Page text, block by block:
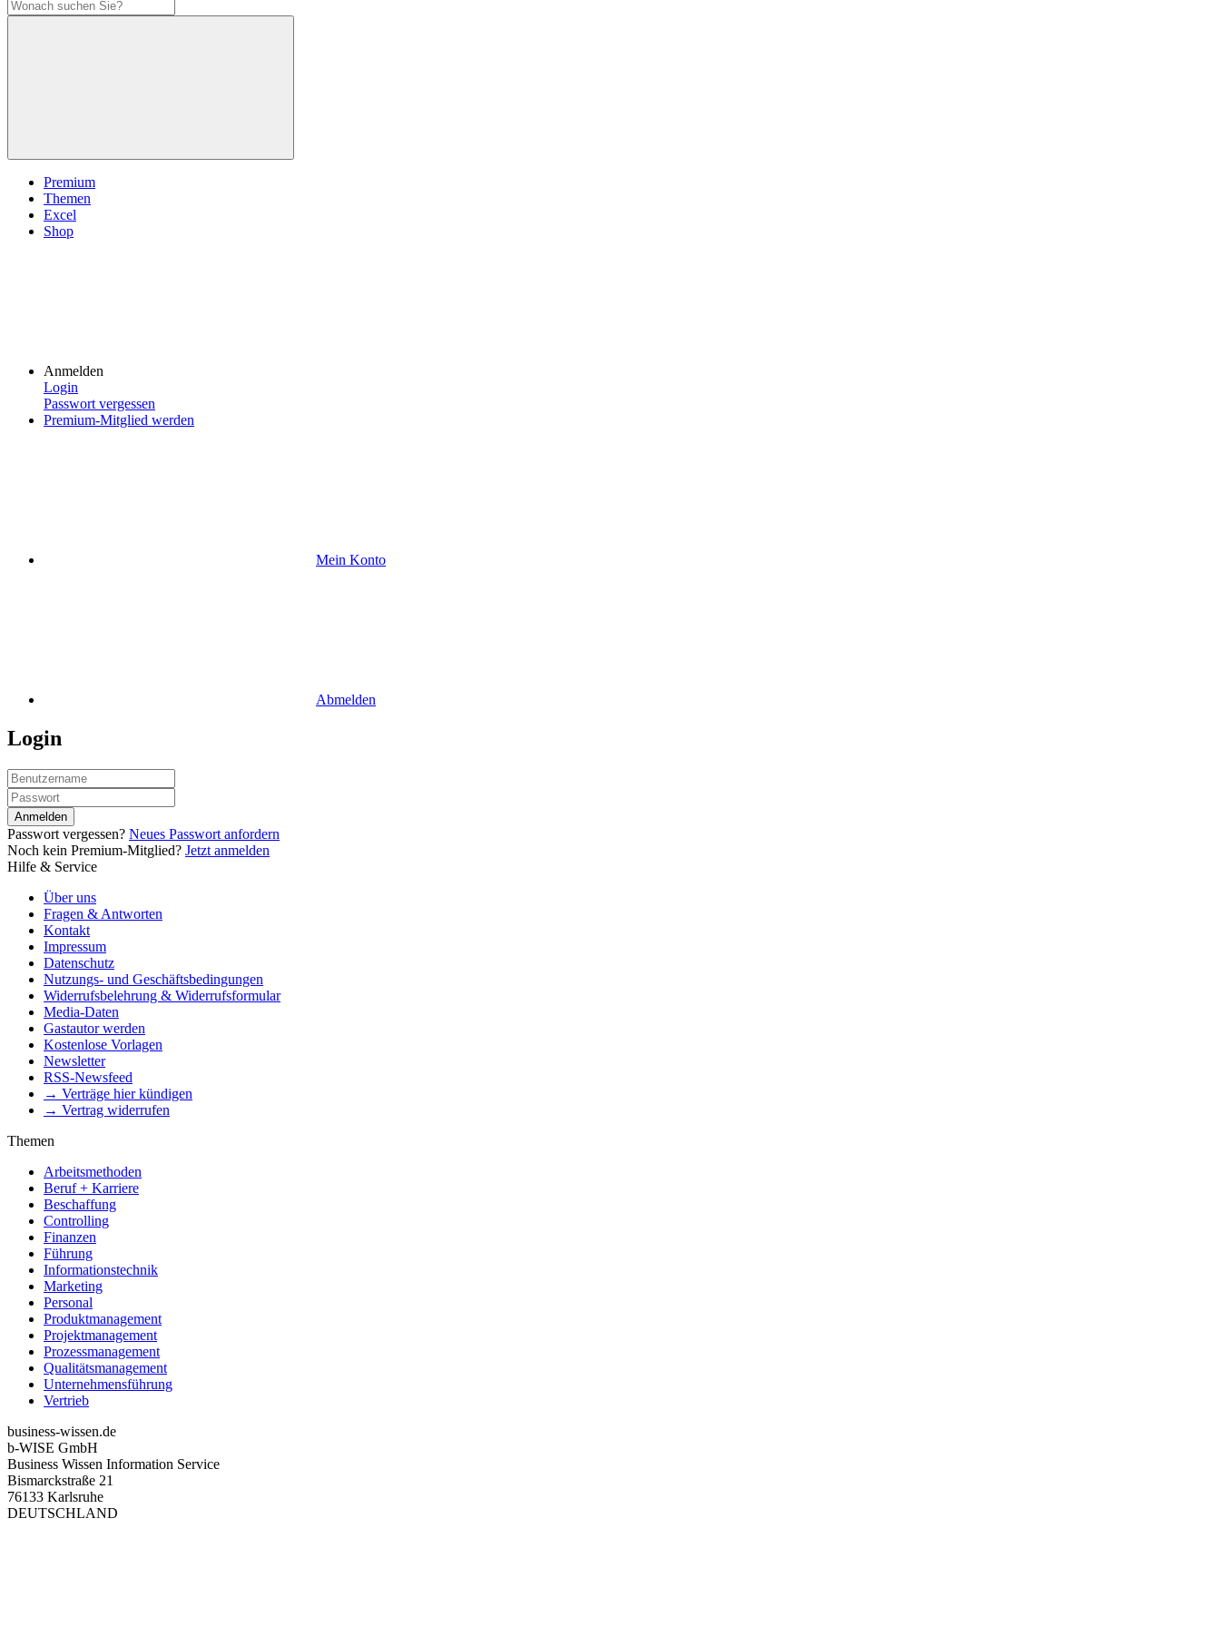
Premium
Themen
Excel
Shop
Anmelden
Login
Passwort vergessen
Premium-Mitglied werden
Mein Konto
Abmelden
Login
Anmelden
Passwort vergessen? Neues Passwort anfordern
Noch kein Premium-Mitglied? Jetzt anmelden
Hilfe & Service
Über uns
Fragen & Antworten
Kontakt
Impressum
Datenschutz
Nutzungs- und Geschäftsbedingungen
Widerrufsbelehrung & Widerrufsformular
Media-Daten
Gastautor werden
Kostenlose Vorlagen
Newsletter
RSS-Newsfeed
→ Verträge hier kündigen
→ Vertrag widerrufen
Themen
Arbeitsmethoden
Beruf + Karriere
Beschaffung
Controlling
Finanzen
Führung
Informationstechnik
Marketing
Personal
Produktmanagement
Projektmanagement
Prozessmanagement
Qualitätsmanagement
Unternehmensführung
Vertrieb
business-wissen.de
b-WISE GmbH
Business Wissen Information Service
Bismarckstraße 21
76133 Karlsruhe
DEUTSCHLAND